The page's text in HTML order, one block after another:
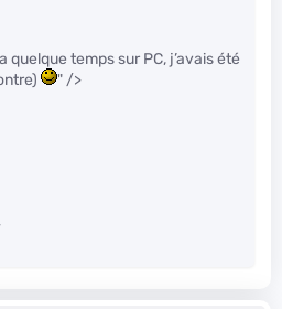
quelque temps sur PC, j’avais été
" />